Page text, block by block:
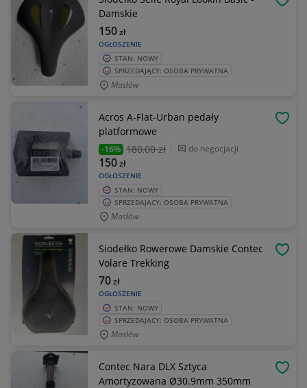
Damskie
OGŁOSZENIE
150zł
STAN: NOWY
SPRZEDAJĄCY: OSOBA PRYWATNA
Masłów
Acros A-Flat-Urban pedały
platformowe
-16% 180,00 zł do negocjacji
OGŁOSZENIE
150zł
STAN: NOWY
SPRZEDAJĄCY: OSOBA PRYWATNA
Masłów
Siodełko Rowerowe Damskie Contec
Volare Trekking
OGŁOSZENIE
70zł
STAN: NOWY
SPRZEDAJĄCY: OSOBA PRYWATNA
Masłów
Contec Nara DLX Sztyca
Amortyzowana Ø30.9mm 350mm